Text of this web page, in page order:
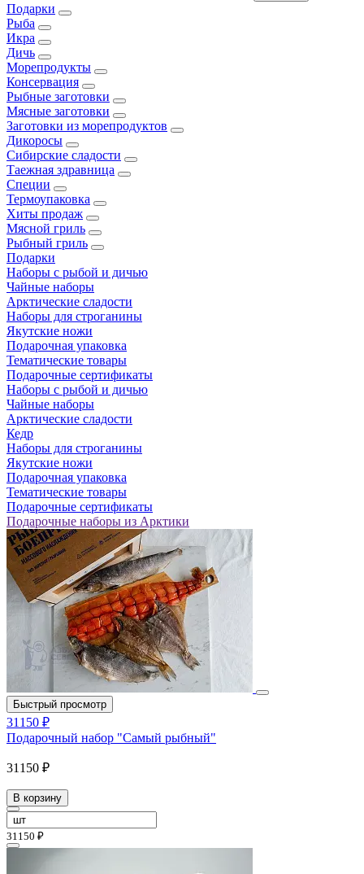
Подарки
Рыба
Икра
Дичь
Морепродукты
Консервация
Рыбные заготовки
Мясные заготовки
Заготовки из морепродуктов
Дикоросы
Сибирские сладости
Таежная здравница
Специи
Термоупаковка
Хиты продаж
Мясной гриль
Рыбный гриль
Подарки
Наборы с рыбой и дичью
Чайные наборы
Арктические сладости
Наборы для строганины
Якутские ножи
Подарочная упаковка
Тематические товары
Подарочные сертификаты
Наборы с рыбой и дичью
Чайные наборы
Арктические сладости
Кедр
Наборы для строганины
Якутские ножи
Подарочная упаковка
Тематические товары
Подарочные сертификаты
Подарочные наборы из Арктики
Быстрый просмотр
31150 ₽
Подарочный набор "Самый рыбный"
31150 ₽
В корзину
31150 ₽